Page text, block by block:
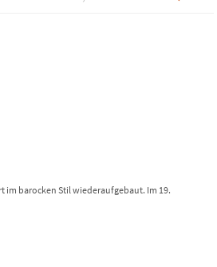
im barocken Stil wiederaufgebaut. Im 19.